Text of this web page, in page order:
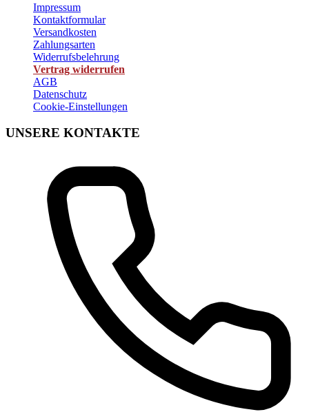
Impressum
Kontaktformular
Versandkosten
Zahlungsarten
Widerrufsbelehrung
Vertrag widerrufen
AGB
Datenschutz
Cookie-Einstellungen
UNSERE KONTAKTE